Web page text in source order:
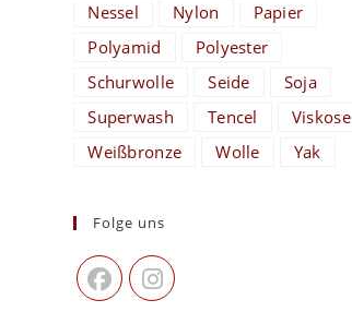
Nessel
Nylon
Papier
Polyamid
Polyester
Schurwolle
Seide
Soja
Superwash
Tencel
Viskose
Weißbronze
Wolle Yak
Folge uns